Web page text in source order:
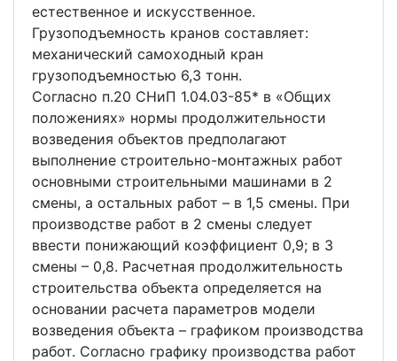
естественное и искусственное.
Грузоподъемность кранов составляет:
механический самоходный кран
грузоподъемностью 6,3 тонн.
Согласно п.20 СНиП 1.04.03-85* в «Общих
положениях» нормы продолжительности
возведения объектов предполагают
выполнение строительно-монтажных работ
основными строительными машинами в 2
смены, а остальных работ – в 1,5 смены. При
производстве работ в 2 смены следует
ввести понижающий коэффициент 0,9; в 3
смены – 0,8. Расчетная продолжительность
строительства объекта определяется на
основании расчета параметров модели
возведения объекта – графиком производства
работ. Согласно графику производства работ